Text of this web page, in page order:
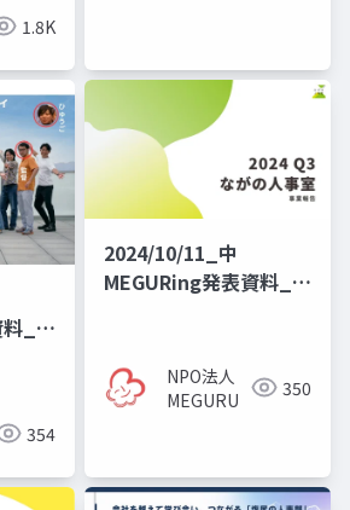
1.8K
_塩
354
2024/10/11_中
MEGURing発表資料_な
NPO法人
MEGURU
350